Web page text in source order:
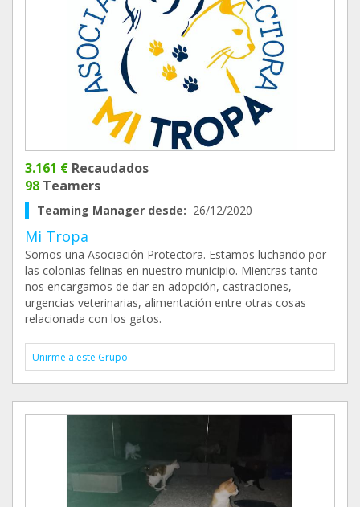
3.161 € Recaudados
98 Teamers
Teaming Manager desde: 26/12/2020
Mi Tropa
Somos una Asociación Protectora. Estamos luchando por
las colonias felinas en nuestro municipio. Mientras tanto
nos encargamos de dar en adopción, castraciones,
urgencias veterinarias, alimentación entre otras cosas
relacionada con los gatos.
Unirme a este Grupo